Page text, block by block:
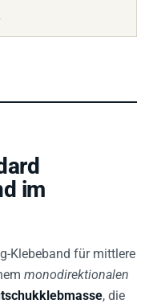
im
Klebeband für mittlere
monodirektionalen
, die